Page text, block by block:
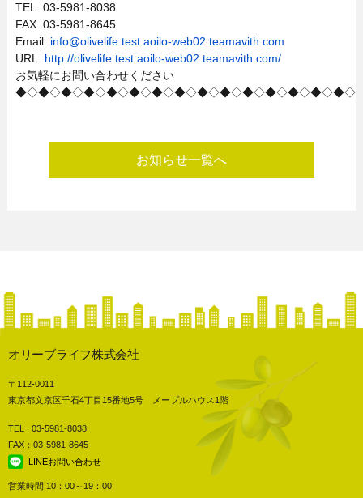
TEL: 03-5981-8038
FAX: 03-5981-8645
Email: info@olivelife.test.aoilo-web02.teamavith.com
URL: http://olivelife.test.aoilo-web02.teamavith.com/
お気軽にお問い合わせください
◆◇◆◇◆◇◆◇◆◇◆◇◆◇◆◇◆◇◆◇◆◇◆◇◆◇◆◇◆◇
お知らせ一覧へ
オリーブライフ株式会社
〒112-0011
東京都文京区千石4丁目15番地5号 メープルハウス1階
TEL : 03-5981-8038
FAX：03-5981-8645
LINEお問い合わせ
営業時間 10：00～19：00